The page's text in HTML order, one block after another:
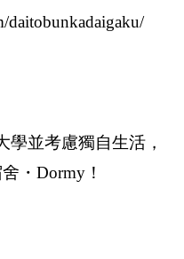
daitobunkadaigaku/
學並考慮獨自生活，
・Dormy！